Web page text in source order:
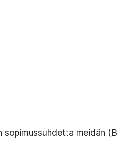
sopimussuhdetta meidän